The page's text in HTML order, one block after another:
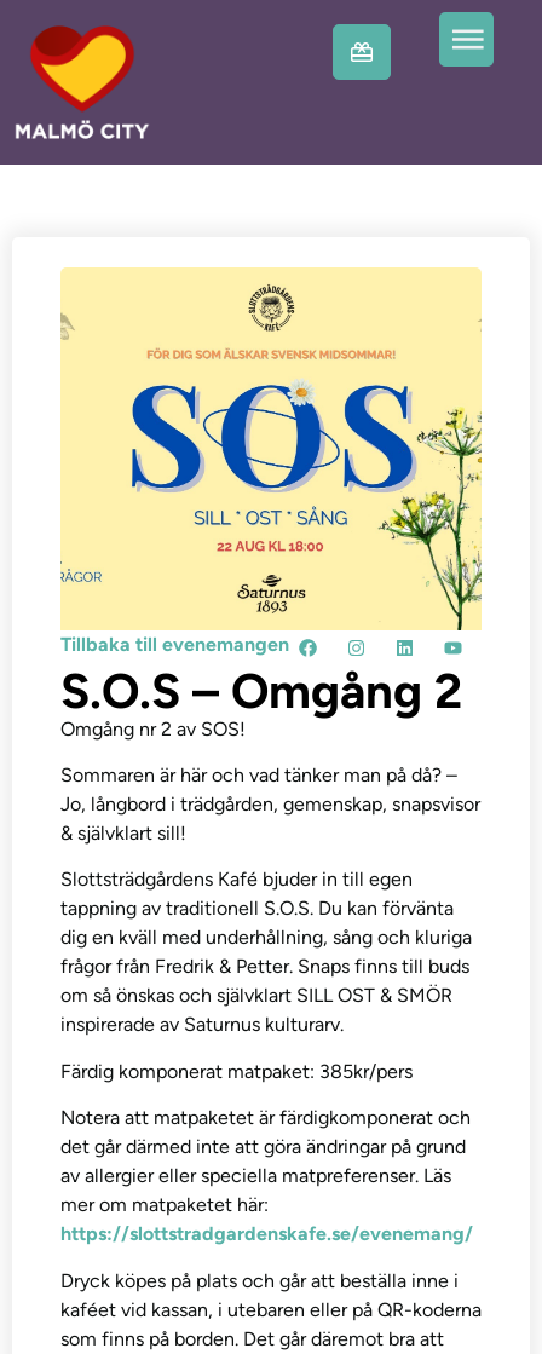
Tillbaka till evenemangen
S.O.S – Omgång 2
Omgång nr 2 av SOS!
Sommaren är här och vad tänker man på då? –
Jo, långbord i trädgården, gemenskap, snapsvisor
& självklart sill!
Slottsträdgårdens Kafé bjuder in till egen
tappning av traditionell S.O.S. Du kan förvänta
dig en kväll med underhållning, sång och kluriga
frågor från Fredrik & Petter. Snaps finns till buds
om så önskas och självklart SILL OST & SMÖR
inspirerade av Saturnus kulturarv.
Färdig komponerat matpaket: 385kr/pers
Notera att matpaketet är färdigkomponerat och
det går därmed inte att göra ändringar på grund
av allergier eller speciella matpreferenser. Läs
mer om matpaketet här:
https://slottstradgardenskafe.se/evenemang/
Dryck köpes på plats och går att beställa inne i
kaféet vid kassan, i utebaren eller på QR-koderna
som finns på borden. Det går däremot bra att